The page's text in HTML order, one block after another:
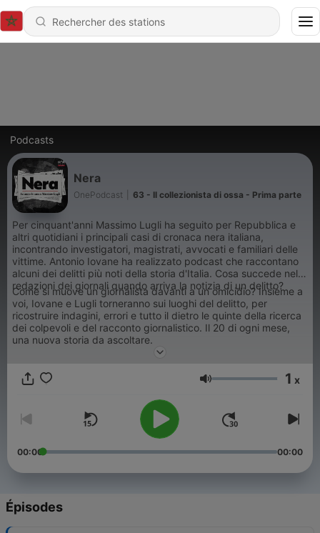
Podcasts
Nera
OnePodcast 63 - Il collezionista di ossa - Prima parte
Per cinquant'anni Massimo Lugli ha seguito per Repubblica e
altri quotidiani i principali casi di cronaca nera italiana,
incontrando investigatori, magistrati, avvocati e familiari delle
vittime. Antonio Iovane ha realizzato podcast che raccontano
alcuni dei delitti più noti della storia d'Italia. Cosa succede nelle
redazioni dei giornali quando arriva la notizia di un delitto?
Come si muove un giornalista davanti a un omicidio? Insieme a
voi, Iovane e Lugli torneranno sui luoghi del delitto, per
ricostruire indagini, errori e tutto il dietro le quinte della ricerca
dei colpevoli e del racconto giornalistico. Il 20 di ogni mese,
una nuova storia da ascoltare.
Volume 1 x
00:00 00:00
Épisodes